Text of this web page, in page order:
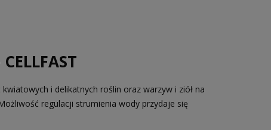
i delikatnych roślin oraz warzyw i ziół na
regulacji strumienia wody przydaje się